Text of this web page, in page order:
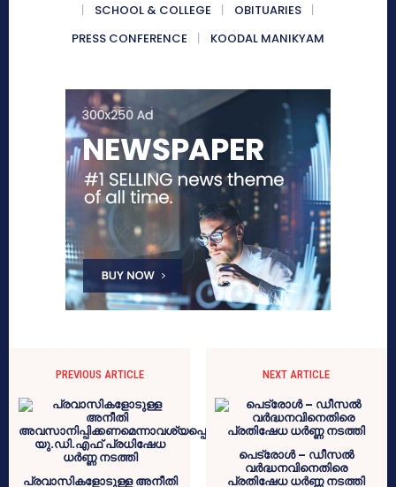
SCHOOL & COLLEGE
OBITUARIES
PRESS CONFERENCE
KOODAL MANIKYAM
PREVIOUS ARTICLE
പ്രവാസികളോടുള്ള അനീതി
NEXT ARTICLE
പെട്രോൾ – ഡീസൽ
വർദ്ധനവിനെതിരെ
പ്രതിഷേധ ധർണ്ണ നടത്തി